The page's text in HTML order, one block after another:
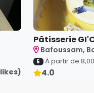
likes)
Pâtisserie
Bafoussam,
5 À partir de
4.0